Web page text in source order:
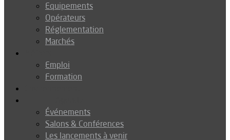
Equipements
Opérateurs
Réglementation
Marchés
Emploi
Formation
Événements
Salons & Conférences
Les lancements à venir